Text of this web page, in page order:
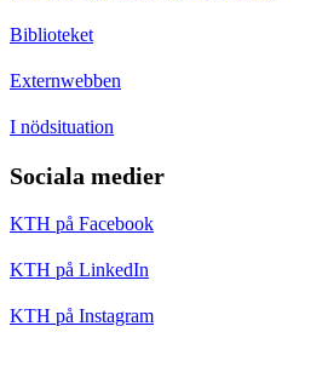
Biblioteket
Externwebben
I nödsituation
Sociala medier
KTH på Facebook
KTH på LinkedIn
KTH på Instagram